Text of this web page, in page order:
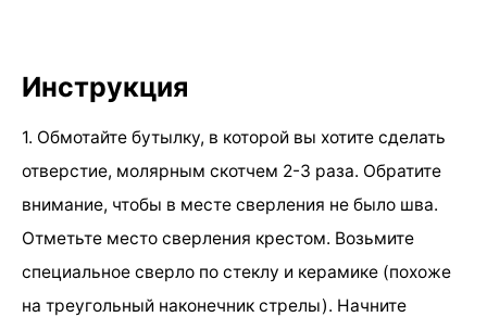
Инструкция
1. Обмотайте бутылку, в которой вы хотите сделать
отверстие, молярным скотчем 2-3 раза. Обратите
внимание, чтобы в месте сверления не было шва.
Отметьте место сверления крестом. Возьмите
специальное сверло по стеклу и керамике (похоже
на треугольный наконечник стрелы). Начните